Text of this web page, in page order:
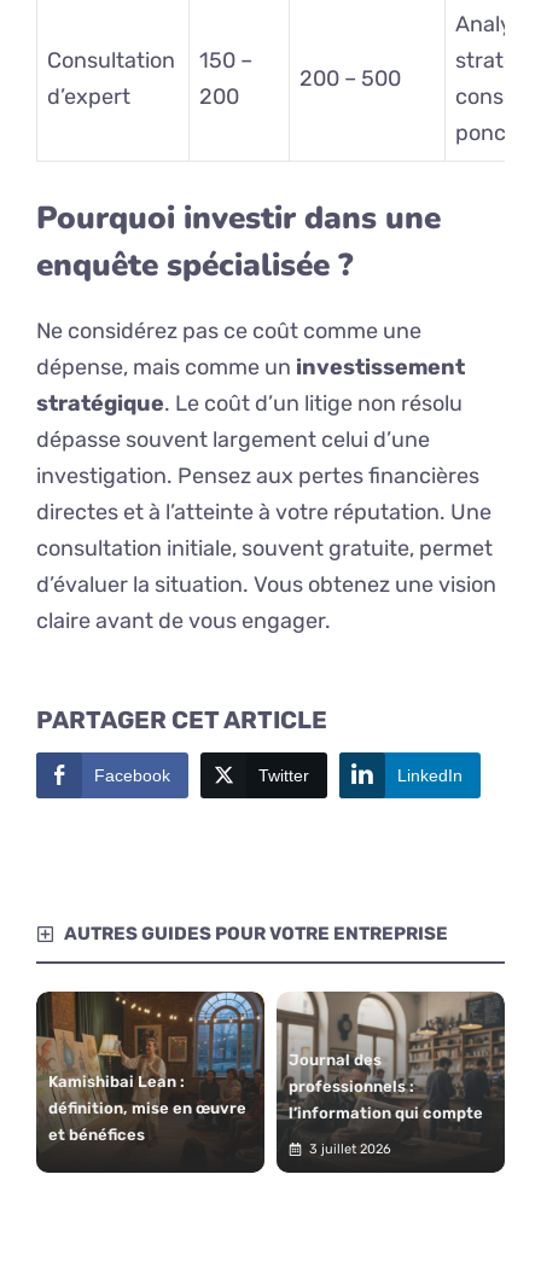
Consultation
d’expert
150 –
200
200 – 500
Analyse
conseils
Pourquoi investir dans une
enquête spécialisée ?
Ne considérez pas ce coût comme une
dépense, mais comme un investissement
stratégique. Le coût d’un litige non résolu
dépasse souvent largement celui d’une
investigation. Pensez aux pertes financières
directes et à l’atteinte à votre réputation. Une
consultation initiale, souvent gratuite, permet
d’évaluer la situation. Vous obtenez une vision
claire avant de vous engager.
PARTAGER CET ARTICLE
Facebook Twitter LinkedIn
AUTRES GUIDES POUR VOTRE ENTREPRISE
Kamishibai Lean :
définition, mise en œuvre
et bénéfices
Journal des
professionnels :
l’information qui compte
3 juillet 2026